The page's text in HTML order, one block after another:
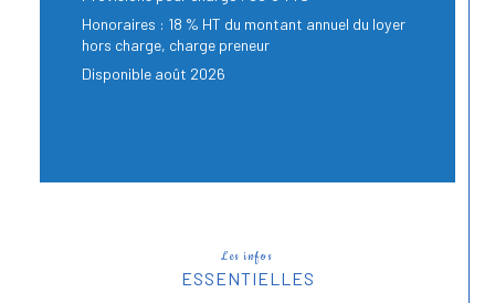
Les infos
ESSENTIELLES
Honoraires : 18 % HT du montant annuel du loyer
hors charge, charge preneur
Disponible août 2026